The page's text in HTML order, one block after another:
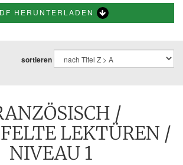
HERUNTERLADEN
sortieren
/
LEKTÜREN /
NIVEAU 1